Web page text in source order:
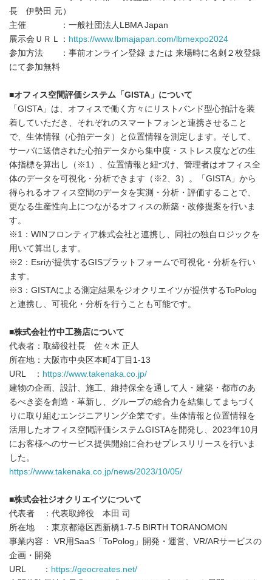
長 伊勢田 元）
主催 ：一般社団法人LBMA Japan
展示会ＵＲＬ： https://www.lbmajapan.com/lbmexpo2024
参加方法 ：事前オンライン登録 または 来場時に名刺２枚登録
にて参加無料
■オフィス空間評価システム「GISTA」について
「GISTA」は、オフィスで働く方々にリストバンド型心拍計を装
着していただき、それぞれのスマートフォンと連携させること
で、生体情報（心拍データ）と位置情報を測定します。そして、
サーバに送信された心拍データから集中度・ストレス度などの生
体指標を算出し（※1）、位置情報と紐づけ、管理者はオフィス全
体のデータを可視化・分析できます（※2、3）。「GISTA」から
得られるオフィス空間のデータを実測・分析・評価することで、
更なる生産性向上につながるオフィスの新築・改修提案を行いま
す。
※1：WINフロンティア株式会社と連携し、同社の独自ロジックを
用いて算出します。
※2：Esriが提供するGISプラットフォームで可視化・分析を行い
ます。
※3：GISTAによる測定結果をジオクリエイツが提供するToPolog
と連携し、可視化・分析を行うことも可能です。
■株式会社竹中工務店について
代表者：取締役社長 佐々木 正人
所在地：大阪市中央区本町4丁目1-13
URL ： https://www.takenaka.co.jp/
建物の企画、設計、施工、維持保全を通して人・建築・都市のあ
るべき姿を創造・革新し、グループの総合力を結集してまちづく
りに取り組むエンジニアリング企業です。生体情報と位置情報を
活用したオフィス空間評価システムGISTAを開発し、2023年10月
にお客様へのサービス提供開始に合わせプレスリリースを行いま
した。
https://www.takenaka.co.jp/news/2023/10/05/
■株式会社ジオクリエイツについて
代表者 ：代表取締役 本田 司
所在地 ：東京都港区西新橋1-7-5 BIRTH TORANOMON
事業内容： VR用SaaS「ToPolog」開発・運営、VR/ARサービスの
企画・開発
URL ： https://geocreates.net/